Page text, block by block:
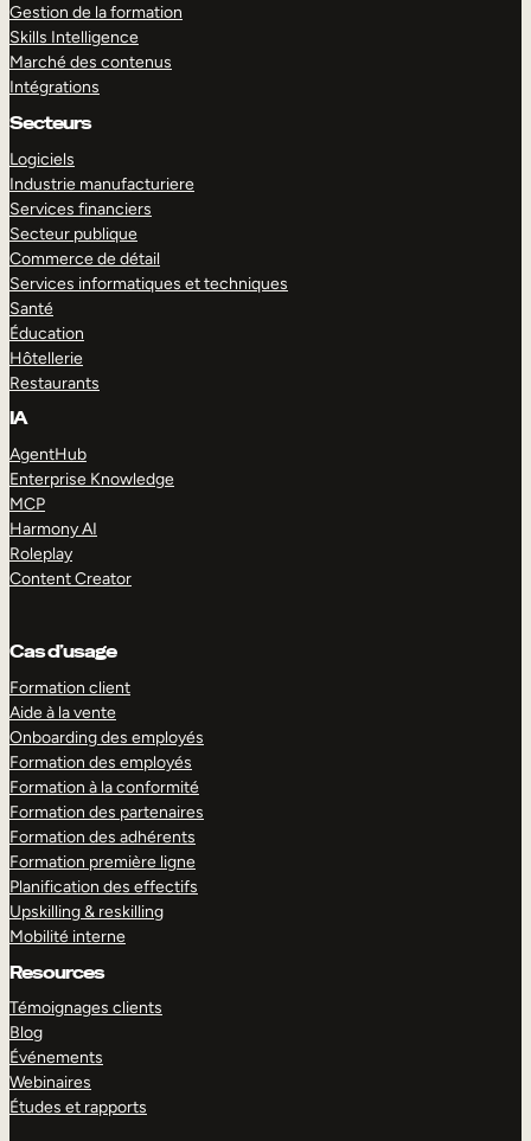
Gestion de la formation
Skills Intelligence
Marché des contenus
Intégrations
Secteurs
Logiciels
Industrie manufacturiere
Services financiers
Secteur publique
Commerce de détail
Services informatiques et techniques
Santé
Éducation
Hôtellerie
Restaurants
IA
AgentHub
Enterprise Knowledge
MCP
Harmony AI
Roleplay
Content Creator
Cas d’usage
Formation client
Aide à la vente
Onboarding des employés
Formation des employés
Formation à la conformité
Formation des partenaires
Formation des adhérents
Formation première ligne
Planification des effectifs
Upskilling & reskilling
Mobilité interne
Resources
Témoignages clients
Blog
Événements
Webinaires
Études et rapports